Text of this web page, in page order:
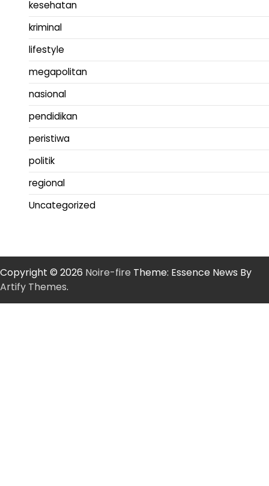
kesehatan
kriminal
lifestyle
megapolitan
nasional
pendidikan
peristiwa
politik
regional
Uncategorized
Copyright © 2026 Noire-fire Theme: Essence News By
Artify Themes.